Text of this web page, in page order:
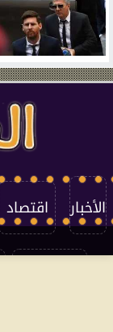
الأخبار اقتصاد